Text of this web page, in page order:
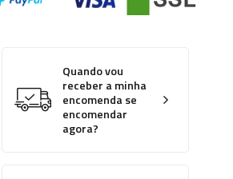
Quando vou
receber a minha
encomenda se
encomendar
agora?